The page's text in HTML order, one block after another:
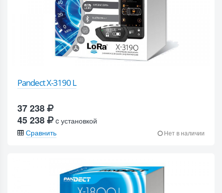
Pandect X-3190 L
37 238
45 238
c установкой
Сравнить
Нет в наличии